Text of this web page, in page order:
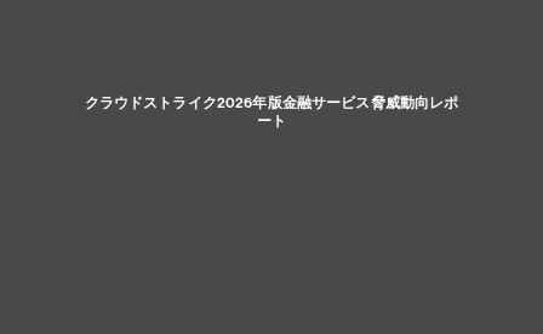
クラウドストライク2026年版金融サービス脅威動向レポ
ート